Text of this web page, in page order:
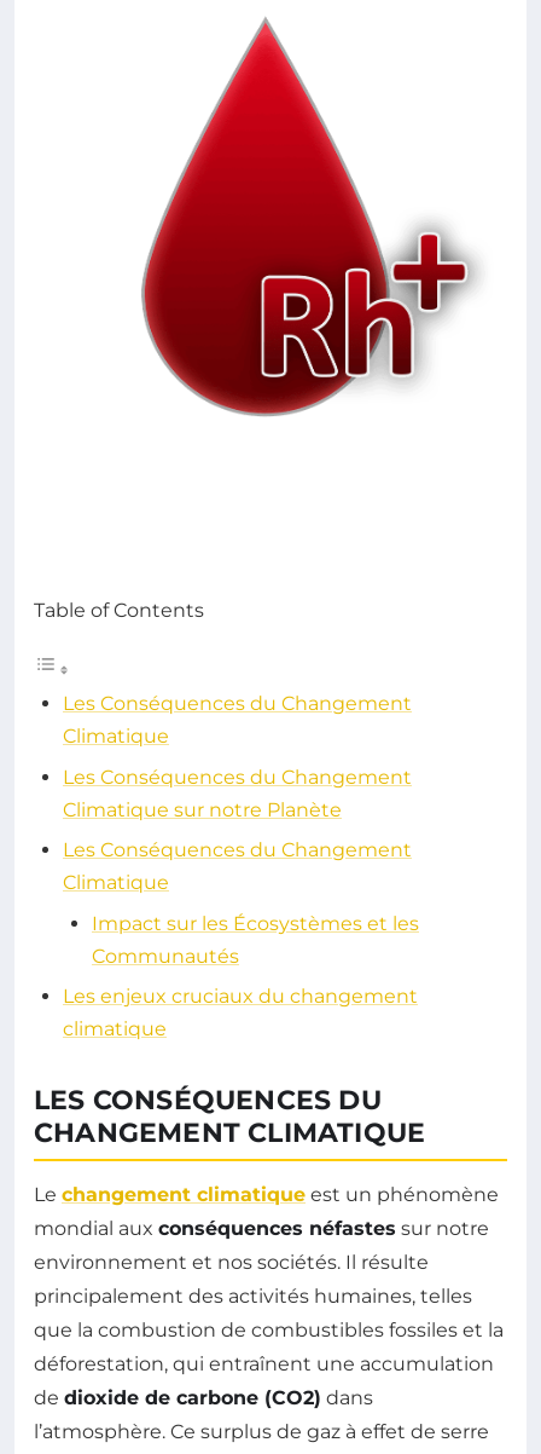
Table of Contents
Les Conséquences du Changement
Climatique
Les Conséquences du Changement
Climatique sur notre Planète
Les Conséquences du Changement
Climatique
Impact sur les Écosystèmes et les
Communautés
Les enjeux cruciaux du changement
climatique
LES CONSÉQUENCES DU
CHANGEMENT CLIMATIQUE
Le changement climatique est un phénomène
mondial aux conséquences néfastes sur notre
environnement et nos sociétés. Il résulte
principalement des activités humaines, telles
que la combustion de combustibles fossiles et la
déforestation, qui entraînent une accumulation
de dioxide de carbone (CO2) dans
l’atmosphère. Ce surplus de gaz à effet de serre